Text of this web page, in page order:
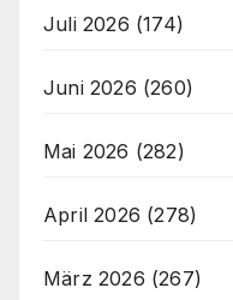
Juli 2026 (174)
Juni 2026 (260)
Mai 2026 (282)
April 2026 (278)
März 2026 (267)